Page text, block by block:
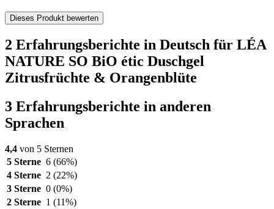
Dieses Produkt bewerten
2 Erfahrungsberichte in Deutsch für LÉA
NATURE SO BiO étic Duschgel
Zitrusfrüchte & Orangenblüte
3 Erfahrungsberichte in anderen
Sprachen
4,4 von 5 Sternen
5 Sterne 6 (66%)
4 Sterne 2 (22%)
3 Sterne 0 (0%)
2 Sterne 1 (11%)